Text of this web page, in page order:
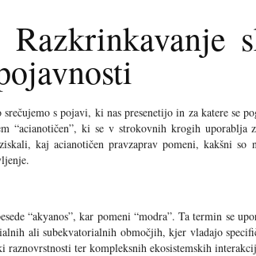
s pojavi, ki nas presenetijo in za katere se
“acianotičen”, ki se v strokovnih krogih uporablja
kaj acianotičen pravzaprav pomeni, kakšni so
“akyanos”, kar pomeni “modra”. Ta termin se
ali subekvatorialnih območjih, kjer vladajo
ter kompleksnih ekosistemskih